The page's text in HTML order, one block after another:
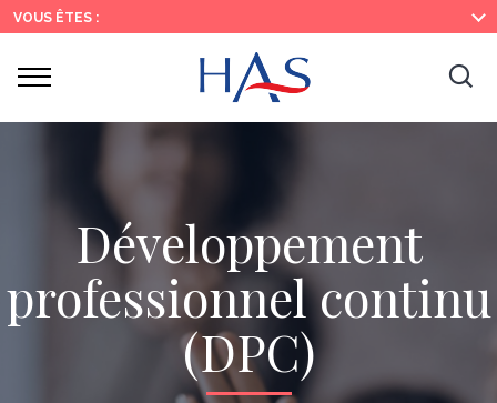
Search
Main
Menu
Main
Content
VOUS ÊTES :
Ouvrir
Développement
professionnel continu
(DPC)